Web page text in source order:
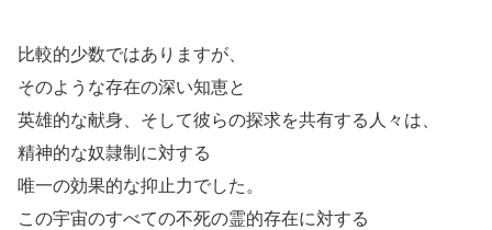
比較的少数ではありますが、
そのような存在の深い知恵と
英雄的な献身、そして彼らの探求を共有する人々は、
精神的な奴隷制に対する
唯一の効果的な抑止力でした。
この宇宙のすべての不死の霊的存在に対する